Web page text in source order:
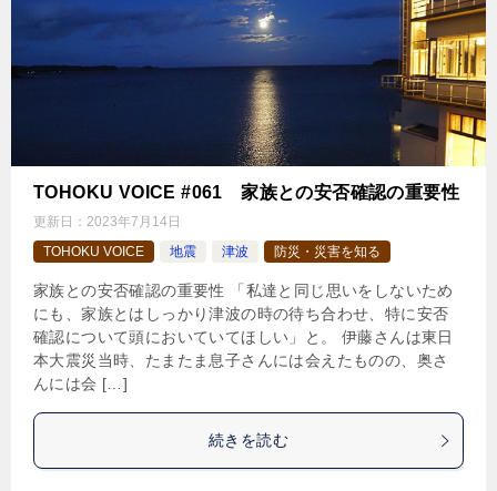
TOHOKU VOICE #061 家族との安否確認の重要性
更新日： 2023年7月14日
TOHOKU VOICE
地震 津波 防災・災害を知る
家族との安否確認の重要性 「私達と同じ思いをしないため
にも、家族とはしっかり津波の時の待ち合わせ、特に安否
確認について頭においていてほしい」と。 伊藤さんは東日
本大震災当時、たまたま息子さんには会えたものの、奥さ
んには会 […]
続きを読む